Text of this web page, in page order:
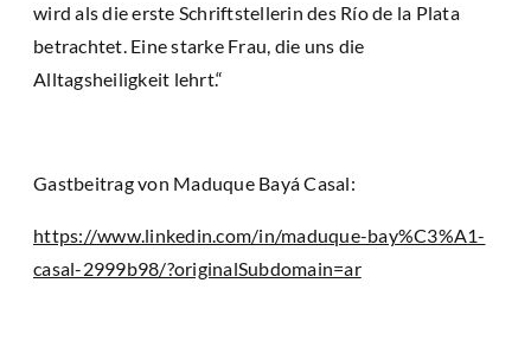
wird als die erste Schriftstellerin des Río de la Plata
betrachtet. Eine starke Frau, die uns die
Alltagsheiligkeit lehrt.“
Gastbeitrag von Maduque Bayá Casal:
https://www.linkedin.com/in/maduque-bay%C3%A1-
casal-2999b98/?originalSubdomain=ar